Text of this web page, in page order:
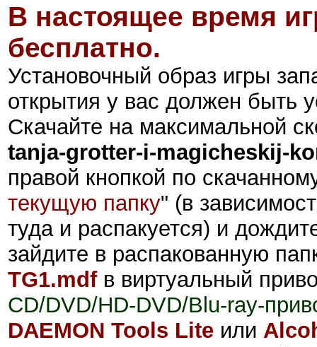
В настоящее время
бесплатно.
Установочный образ игры
открытия у вас должен быть
Скачайте на максимальной
tanja-grotter-i-magicheskij-
правой кнопкой по
текущую папку" (в
туда и распакуется) и
зайдите в распакованную
TG1.mdf в виртуальный
CD/DVD/HD-DVD/Blu-ray-
DAEMON Tools Lite или